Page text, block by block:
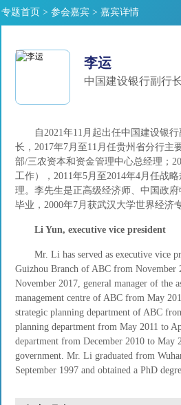
专题首页 > 参会嘉宾 > 嘉宾详情
李运
中国建设银行副行
自2021年11月起出任中国建设银行
长，2017年7月至11月任贵州省分行主
部/三农资本和资金管理中心总经理；
工作），2011年5月至2014年4月任战
理。李先生是正高级经济师、中国政
毕业，2000年7月获武汉大学世界经济
Li Yun, executive vice president
Mr. Li has served as executive vice
Guizhou Branch of ABC from November
November 2017, general manager of the
management centre of ABC from May
strategic planning department of ABC
planning department from May 2011 to
department from December 2010 to May
government. Mr. Li graduated from
September 1997 and obtained a PhD